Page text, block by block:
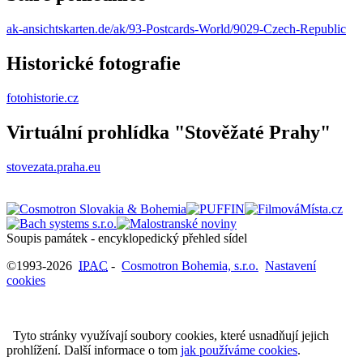
ak-ansichtskarten.de/ak/93-Postcards-World/9029-Czech-Republic
Historické fotografie
fotohistorie.cz
Virtuální prohlídka "Stověžaté Prahy"
stovezata.praha.eu
Soupis památek - encyklopedický přehled sídel
©1993-2026 IPAC - Cosmotron Bohemia, s.r.o. Nastavení
cookies
Tyto stránky využívají soubory cookies, které usnadňují jejich
prohlížení. Další informace o tom jak používáme cookies.